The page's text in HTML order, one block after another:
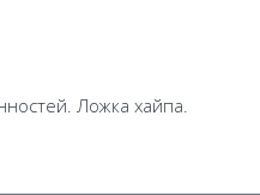
Ложка хайпа.